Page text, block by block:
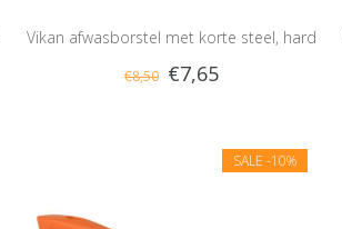
Vikan afwasborstel met korte steel, hard
€8,50 €7,65
SALE -10%